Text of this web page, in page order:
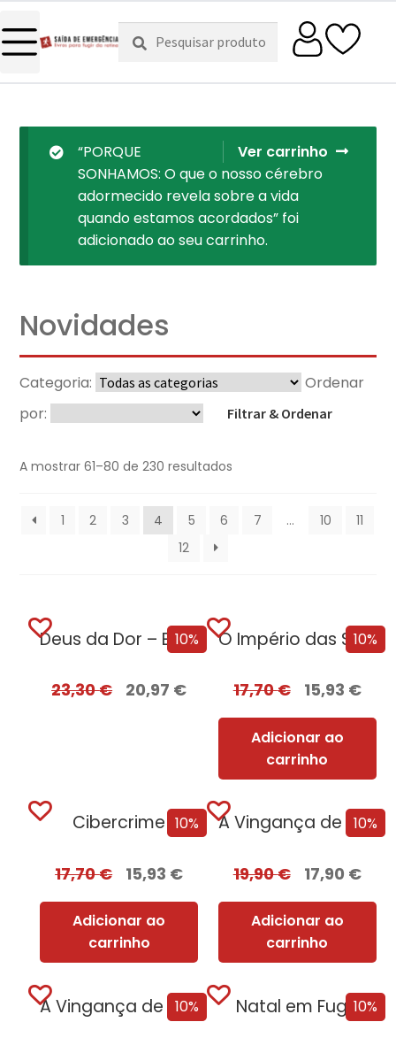
Pesquisar
por:
Pesquisa
Ver carrinho
“PORQUE
SONHAMOS: O que o nosso cérebro
adormecido revela sobre a vida
quando estamos acordados” foi
adicionado ao seu carrinho.
Novidades
Categoria:
Ordenar
por:
Filtrar & Ordenar
A mostrar 61–80 de 230 resultados
1 2 3 4 5 6 7 … 10
11
12
10%
Deus da Dor – Edição com EDGES
23,30€ 20,97 €
10%
O Império das Sombras
17,70€ 15,93 €
Adicionar ao
carrinho
10%
Cibercrime
17,70€ 15,93 €
Adicionar ao
carrinho
10%
A Vingança de Roma
19,90€ 17,90 €
Adicionar ao
carrinho
10%
A Vingança de Roma + Oferta Flechas de Fúria 10%
Natal em Fuga